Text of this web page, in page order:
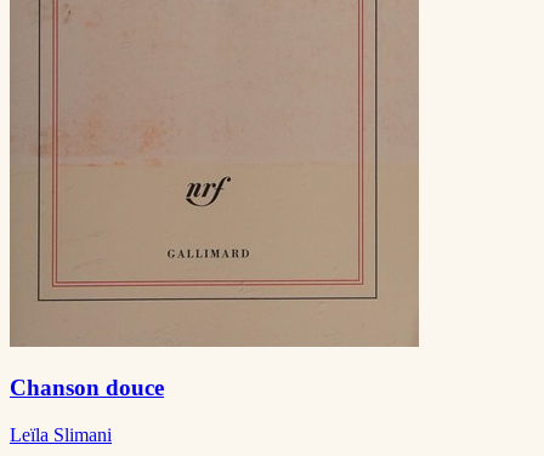
Chanson douce
Leïla Slimani